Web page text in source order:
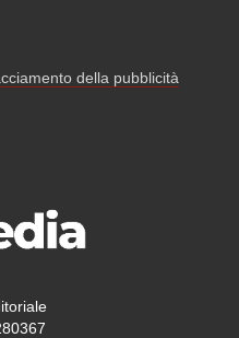
della pubblicità